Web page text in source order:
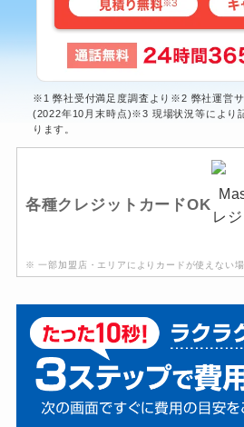
※1 弊社受付満足度調査より※2 弊社運営
(2022年10月末時点)※3 現場状況等により
ります。
各種クレジットカードOK
※ 一部加盟店・エリアによりカードが使えない